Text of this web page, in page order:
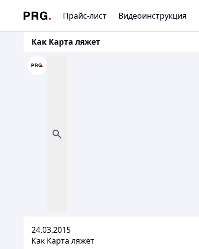
Прайс-лист Видеоинструкция
Как Карта ляжет
24.03.2015
Как Карта ляжет